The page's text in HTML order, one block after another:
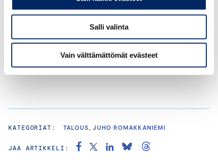
Salli valinta
Vain välttämättömät evästeet
juho.romakkaniemi@chamber.fi
KATEGORIAT: TALOUS, JUHO ROMAKKANIEMI
JAA ARTIKKELI: